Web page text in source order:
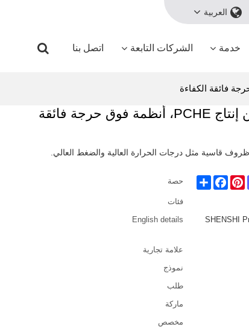
العربية
خدمة الشركات التابعة اتصل بنا
مبادل حراري للدوائر المطبوعة HZSS من إنتاج PCHE، أنظمة فوق حرجة فائقة
حصة Share
FacebookPinterest
فئات
English details
SHENSHI
علامة تجارية
نموذج
طلب
ماركة
مخصص